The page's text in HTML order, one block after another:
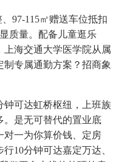
97-115㎡赠送车位抵扣
质量。配备儿童逛乐
上海交通大学医学院从属
专属通勤方案？招商象
可达虹桥枢纽，上班族
。是无可替代的置业底
对一为你算价钱、定房
10分钟可达嘉定万达、